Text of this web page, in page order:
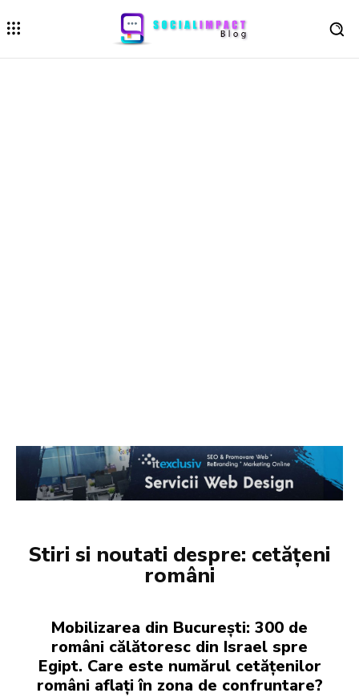
Stiri si noutati despre: cetățeni
români
Mobilizarea din București: 300 de
români călătoresc din Israel spre
Egipt. Care este numărul cetățenilor
români aflați în zona de confruntare?